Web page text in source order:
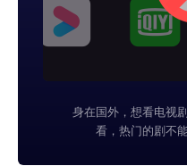
身在国外，想看电视
看，热门的剧不